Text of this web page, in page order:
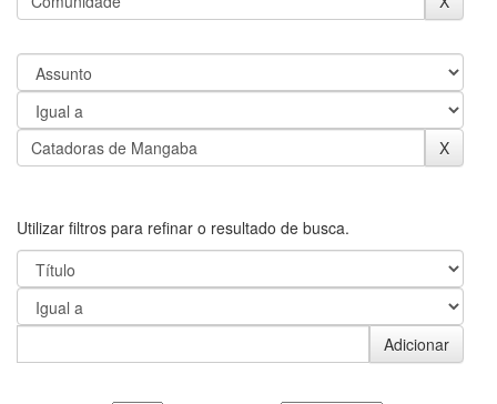
Utilizar filtros para refinar o resultado de busca.